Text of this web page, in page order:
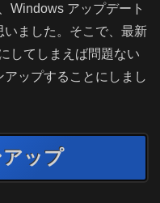
Windows アップデート
ました。そこで、最新
してしまえば問題ない
ップすることにしまし
ップ